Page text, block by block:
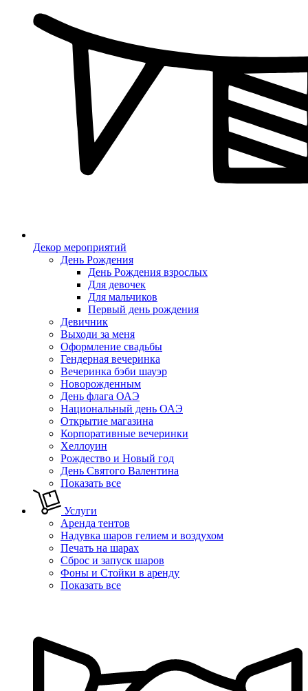
Декор мероприятий
День Рождения
День Рождения взрослых
Для девочек
Для мальчиков
Первый день рождения
Девичник
Выходи за меня
Оформление свадьбы
Гендерная вечеринка
Вечеринка бэби шауэр
Новорожденным
День флага ОАЭ
Национальный день ОАЭ
Открытие магазина
Корпоративные вечеринки
Хеллоуин
Рождество и Новый год
День Святого Валентина
Показать все
Услуги
Аренда тентов
Надувка шаров гелием и воздухом
Печать на шарах
Сброс и запуск шаров
Фоны и Стойки в аренду
Показать все